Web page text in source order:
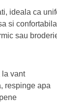
ideala ca
si
sau
la vant
respinge apa